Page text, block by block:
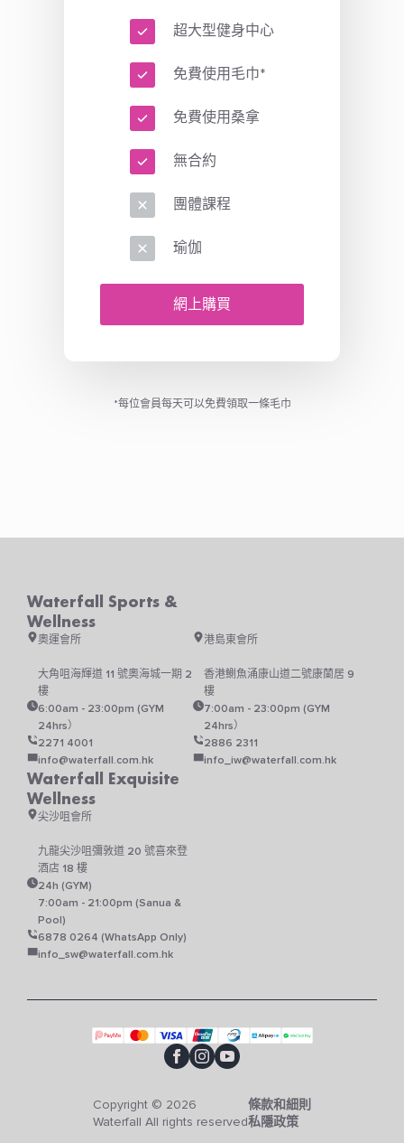
超大型健身中心
免費使用毛巾*
免費使用桑拿
無合約
團體課程
瑜伽
網上購買
*每位會員每天可以免費領取一條毛巾
Waterfall Sports &
Wellness
奧運會所
大角咀海輝道 11 號奧海城一期 2
樓
6:00am - 23:00pm (GYM
24hrs）
2271 4001
info@waterfall.com.hk
港島東會所
香港鰂魚涌康山道二號康蘭居 9
樓
7:00am - 23:00pm (GYM
24hrs）
2886 2311
info_iw@waterfall.com.hk
Waterfall Exquisite
Wellness
尖沙咀會所
九龍尖沙咀彌敦道 20 號喜來登
酒店 18 樓
24h (GYM)
7:00am - 21:00pm (Sanua &
Pool)
6878 0264 (WhatsApp Only)
info_sw@waterfall.com.hk
Copyright © 2026
Waterfall All rights reserved
條款和細則
私隱政策